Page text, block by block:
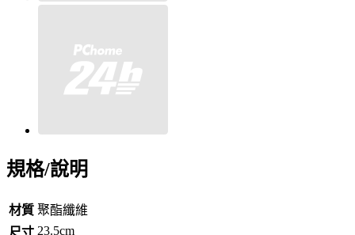
規格/說明
材質 聚酯纖維
尺寸 23.5cm